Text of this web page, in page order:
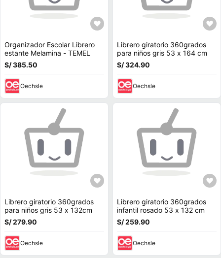
Organizador Escolar Librero
estante Melamina - TEMEL
S/ 385.50
Oechsle
Librero giratorio 360grados
para niños gris 53 x 164 cm
S/ 324.90
Oechsle
Librero giratorio 360grados
para niños gris 53 x 132cm
S/ 279.90
Oechsle
Librero giratorio 360grados
infantil rosado 53 x 132 cm
S/ 259.90
Oechsle